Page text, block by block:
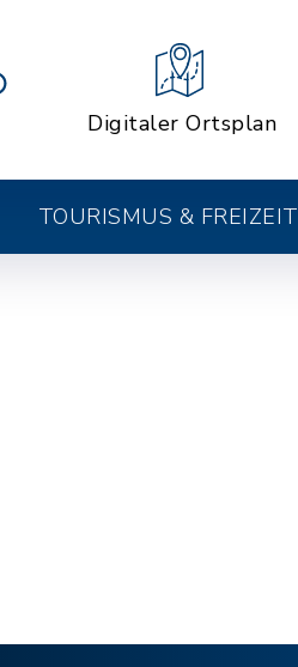
Digitaler Ortsplan
TOURISMUS & FREIZEIT